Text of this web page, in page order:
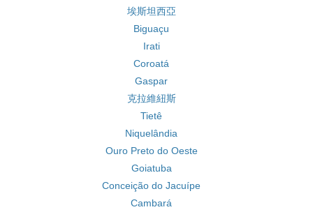
埃斯坦西亞
Biguaçu
Irati
Coroatá
Gaspar
克拉維紐斯
Tietê
Niquelândia
Ouro Preto do Oeste
Goiatuba
Conceição do Jacuípe
Cambará